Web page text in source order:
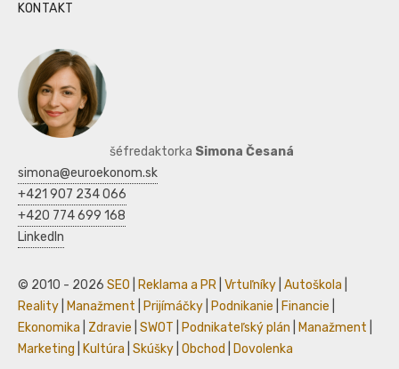
KONTAKT
šéfredaktorka Simona Česaná
simona@euroekonom.sk
+421 907 234 066
+420 774 699 168
LinkedIn
© 2010 - 2026 SEO Reklama a PR Vrtuľníky Autoškola
Reality
Manažment Prijímáčky Podnikanie Financie
Ekonomika
Zdravie SWOT Podnikateľský plán Manažment
Marketing
Kultúra Skúšky Obchod Dovolenka